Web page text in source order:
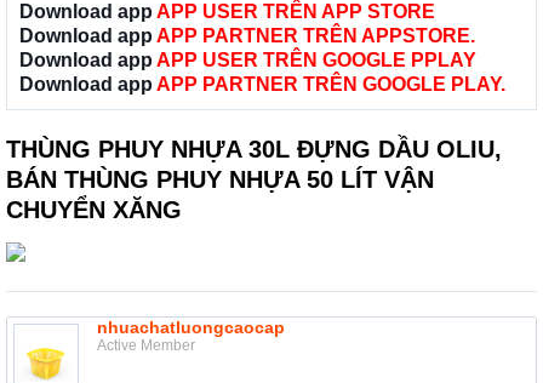
Download app APP USER TRÊN APP STORE
Download app APP PARTNER TRÊN APPSTORE.
Download app APP USER TRÊN GOOGLE PPLAY
Download app APP PARTNER TRÊN GOOGLE PLAY.
THÙNG PHUY NHỰA 30L ĐỰNG DẦU OLIU,
BÁN THÙNG PHUY NHỰA 50 LÍT VẬN
CHUYỂN XĂNG
nhuachatluongcaocap
Active Member